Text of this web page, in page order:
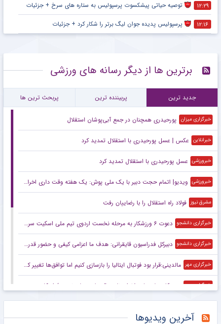
۱۲:۲۹ توصیه حیاتی پیشکسوت پرسپولیس به ستاره های سرخ + جزئیات
۱۲:۱۶ پرسپولیس پدیده جوان لیگ برتر را شکار کرد + جزئیات
برترین ها از دیگر رسانه های ورزشی
جدید ترین پربیننده ترین پربحث ترین ها
خبرگزاری میزان پورحیدری همچنان در جمع آبی‌پوشان استقلال
خبرانلاین عکس | عسل پورحیدری با استقلال تمدید کرد
خبرورزشی عسل پورحیدری با استقلال تمدید کرد
خبرورزشی ویدیو| اتمام حجت دبیر با یک ملی پوش: یک هفته وقت داری اخراج نشوی!
مشرق نیوز فولاد راه استقلال را با رضاییان رفت
خبرگزاری دانشجو دعوت ۶ ورزشکار به مرحله نخست اردوی تیم ملی اسکیت سرعت
خبرگزاری دانشجو دبیرکل فدراسیون قایقرانی: هدف ما اعزامی کیفی و حضور قدرتمند در بازی‌های آسیایی است
خبرگزاری مهر مالدینی:قرار بود فوتبال ایتالیا را بازسازی کنیم اما توافق‌ها تغییر کرد
خبرگزاری مهر درستکار: بنای ما بر اخراج نایب قهرمان جهان نیست/ او کارت زرد گرفته است
آخرین ویدیوها